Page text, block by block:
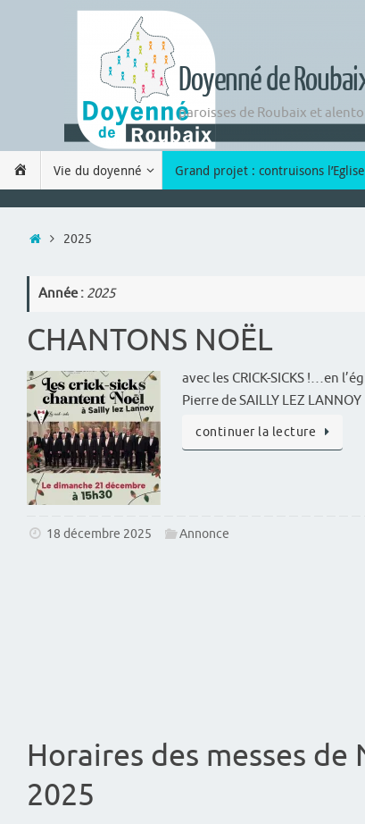
Doyenné de
paroisses de Roubaix et
AccueilVie du doyenné Grand projet : contruisons l’Eglise
Accueil
2025
Année : 2025
CHANTONS NOËL
avec les CRICK-SICKS !…en
Pierre de SAILLY LEZ LANNOY
continuer la lecture
18 décembre 2025 Annonce
Horaires des messes de
2025